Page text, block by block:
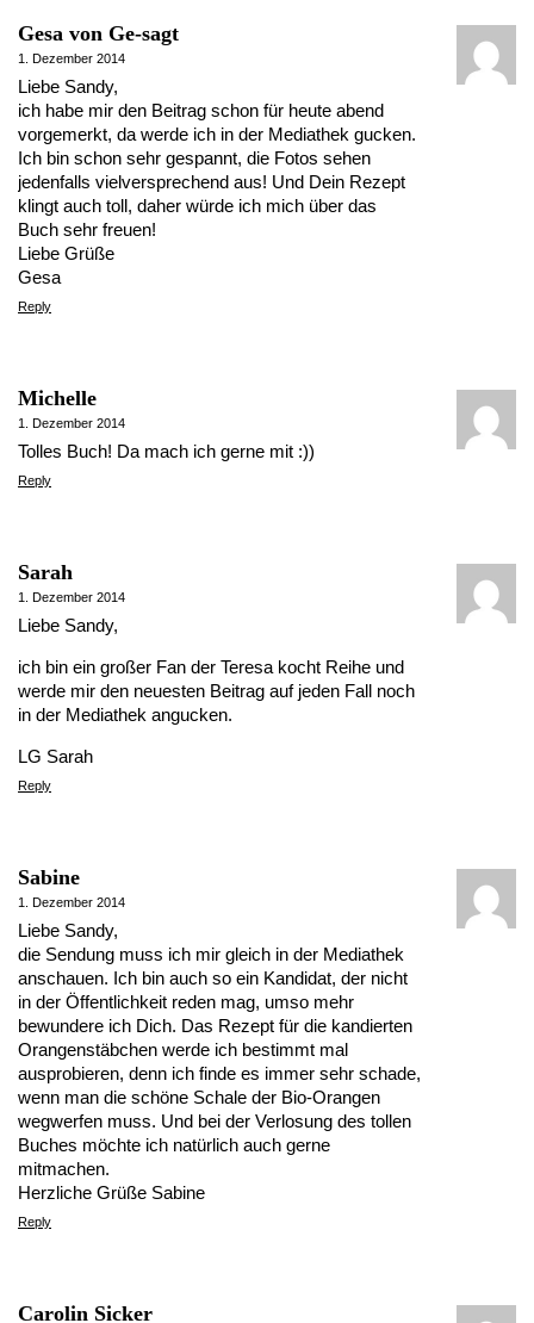
Gesa von Ge-sagt
1. Dezember 2014
Liebe Sandy,
ich habe mir den Beitrag schon für heute abend
vorgemerkt, da werde ich in der Mediathek gucken.
Ich bin schon sehr gespannt, die Fotos sehen
jedenfalls vielversprechend aus! Und Dein Rezept
klingt auch toll, daher würde ich mich über das
Buch sehr freuen!
Liebe Grüße
Gesa
Reply
Michelle
1. Dezember 2014
Tolles Buch! Da mach ich gerne mit :))
Reply
Sarah
1. Dezember 2014
Liebe Sandy,
ich bin ein großer Fan der Teresa kocht Reihe und
werde mir den neuesten Beitrag auf jeden Fall noch
in der Mediathek angucken.
LG Sarah
Reply
Sabine
1. Dezember 2014
Liebe Sandy,
die Sendung muss ich mir gleich in der Mediathek
anschauen. Ich bin auch so ein Kandidat, der nicht
in der Öffentlichkeit reden mag, umso mehr
bewundere ich Dich. Das Rezept für die kandierten
Orangenstäbchen werde ich bestimmt mal
ausprobieren, denn ich finde es immer sehr schade,
wenn man die schöne Schale der Bio-Orangen
wegwerfen muss. Und bei der Verlosung des tollen
Buches möchte ich natürlich auch gerne
mitmachen.
Herzliche Grüße Sabine
Reply
Carolin Sicker